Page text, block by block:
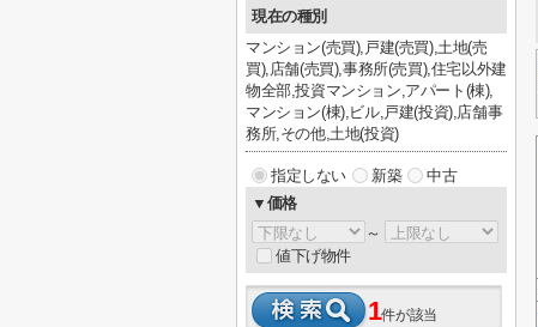
現在の種別
マンション(売買),戸建(売買),土地(売
買),店舗(売買),事務所(売買),住宅以外建
物全部,投資マンション,アパート(棟),
マンション(棟),ビル,戸建(投資),店舗事
務所,その他,土地(投資)
指定しない 新築
中古
▼価格
～
値下げ物件
1件が該当